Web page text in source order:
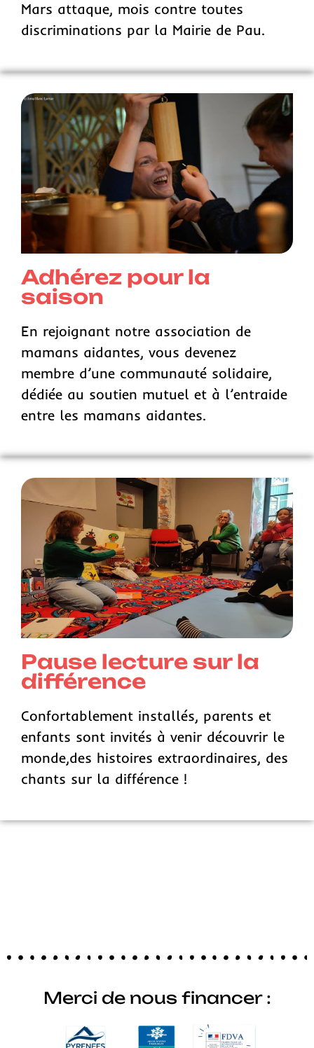
Mars attaque, mois contre toutes
discriminations par la Mairie de Pau.
Adhérez pour la
saison
En rejoignant notre association de
mamans aidantes, vous devenez
membre d’une communauté solidaire,
dédiée au soutien mutuel et à l’entraide
entre les mamans aidantes.
Pause lecture sur la
différence
Confortablement installés, parents et
enfants sont invités à venir découvrir le
monde,des histoires extraordinaires, des
chants sur la différence !
Merci de nous financer :